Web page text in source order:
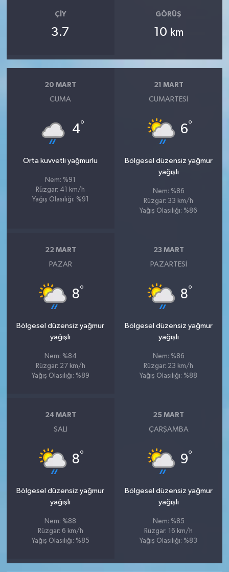
ÇIY
3.7
GÖRÜŞ
10 km
20 MART
CUMA
4°
Orta kuvvetli yağmurlu
Nem: %91
Rüzgar: 41 km/h
Yağış Olasılığı: %91
21 MART
CUMARTESI
6°
Bölgesel düzensiz yağmur
yağışlı
Nem: %86
Rüzgar: 33 km/h
Yağış Olasılığı: %86
22 MART
PAZAR
8°
Bölgesel düzensiz yağmur
yağışlı
Nem: %84
Rüzgar: 27 km/h
Yağış Olasılığı: %89
23 MART
PAZARTESI
8°
Bölgesel düzensiz yağmur
yağışlı
Nem: %86
Rüzgar: 23 km/h
Yağış Olasılığı: %88
24 MART
SALI
8°
Bölgesel düzensiz yağmur
yağışlı
Nem: %88
Rüzgar: 6 km/h
Yağış Olasılığı: %85
25 MART
ÇARŞAMBA
9°
Bölgesel düzensiz yağmur
yağışlı
Nem: %85
Rüzgar: 16 km/h
Yağış Olasılığı: %83